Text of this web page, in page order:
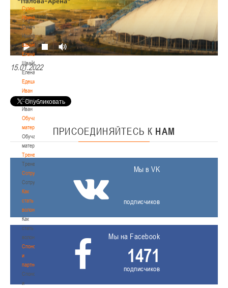
Сумникова
Ирина
Сумникова
Ирина
Швайбович
Елена
Швайбович
Елена
Едешко
Иван
Едешко
Иван
Обучающие
материалы
Обучающие
материалы
Тренерам
Тренерам
Сотрудничество
Сотрудничество
Как
стать
волонтером
Как
стать
волонтером
Спонсоры
и
партнеры
Спонсоры
и
15.01.2022
ПРИСОЕДИНЯЙТЕСЬ К НАМ
Мы в VK
подписчиков
Мы на Facebook
1471
подписчиков